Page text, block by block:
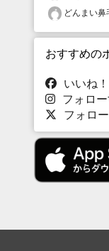
どんまい鼻
おすすめの
いいね
フォロ
フォロ